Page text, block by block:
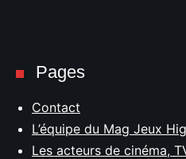
Pages
Contact
L’équipe du Mag Jeux
Les acteurs de cinéma,